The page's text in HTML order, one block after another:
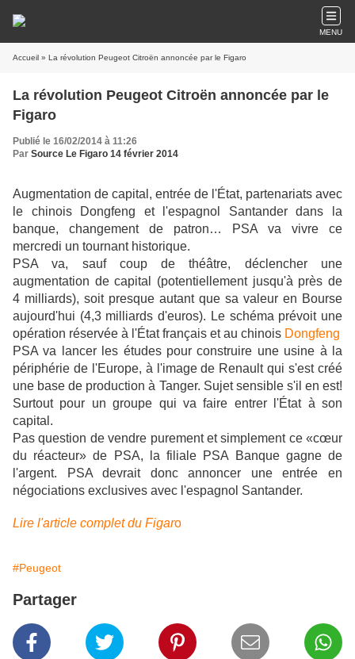
MENU
Accueil » La révolution Peugeot Citroën annoncée par le Figaro
La révolution Peugeot Citroën annoncée par le
Figaro
Publié le 16/02/2014 à 11:26
Par Source Le Figaro 14 février 2014
Augmentation de capital, entrée de l'État, partenariats avec
le chinois Dongfeng et l'espagnol Santander dans la
banque, changement de patron… PSA va vivre ce
mercredi un tournant historique.
PSA va, sauf coup de théâtre, déclencher une
augmentation de capital (potentiellement jusqu'à près de
4 milliards), soit presque autant que sa valeur en Bourse
aujourd'hui (4,3 milliards d'euros). Le schéma prévoit une
opération réservée à l'État français et au chinois Dongfeng
PSA va lancer les études pour construire une usine à la
périphérie de l'Europe, à l'image de Renault qui s'est créé
une base de production à Tanger. Sujet sensible s'il en est!
Surtout pour un groupe qui va faire entrer l'État à son
capital.
Pas question de vendre purement et simplement ce «cœur
du réacteur» de PSA, la filiale PSA Banque gagne de
l'argent. PSA devrait donc annoncer une entrée en
négociations exclusives avec l'espagnol Santander.
Lire l'article complet du Figaro
#Peugeot
Partager